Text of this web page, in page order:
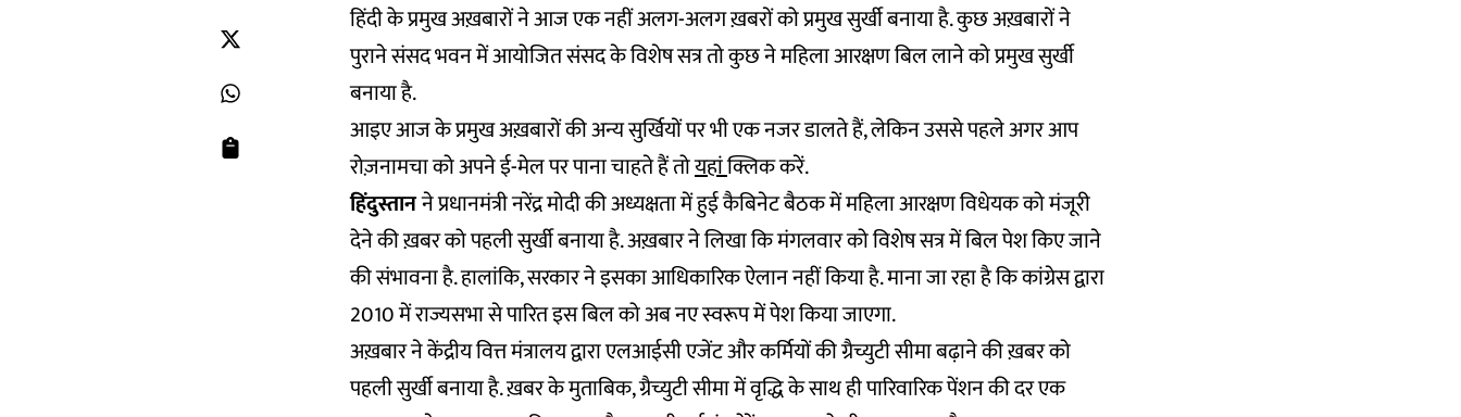
हिंदी के प्रमुख अख़बारों ने आज एक नहीं अलग-अलग ख़बरों को प्रमुख सुर्खी बनाया है. कुछ अख़बारों ने
पुराने संसद भवन में आयोजित संसद के विशेष सत्र तो कुछ ने महिला आरक्षण बिल लाने को प्रमुख सुर्खी
बनाया है.
आइए आज के प्रमुख अख़बारों की अन्य सुर्खियों पर भी एक नजर डालते हैं, लेकिन उससे पहले अगर आप
रोज़नामचा को अपने ई-मेल पर पाना चाहते हैं तोयहांक्लिक करें.
हिंदुस्तानने प्रधानमंत्री नरेंद्र मोदी की अध्यक्षता में हुई कैबिनेट बैठक में महिला आरक्षण विधेयक को मंजूरी
देने की ख़बर को पहली सुर्खी बनाया है. अख़बार ने लिखा कि मंगलवार को विशेष सत्र में बिल पेश किए जाने
की संभावना है. हालांकि, सरकार ने इसका आधिकारिक ऐलान नहीं किया है. माना जा रहा है कि कांग्रेस द्वारा
2010 में राज्यसभा से पारित इस बिल को अब नए स्वरूप में पेश किया जाएगा.
अख़बार ने केंद्रीय वित्त मंत्रालय द्वारा एलआईसी एजेंट और कर्मियों की ग्रैच्युटी सीमा बढ़ाने की ख़बर को
पहली सुर्खी बनाया है. ख़बर के मुताबिक, ग्रैच्युटी सीमा में वृद्धि के साथ ही पारिवारिक पेंशन की दर एक